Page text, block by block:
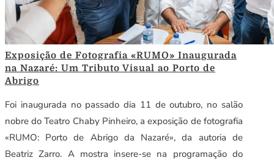
Exposição de Fotografia «RUMO» Inaugurada
na Nazaré: Um Tributo Visual ao Porto de
Abrigo
Foi inaugurada no passado dia 11 de outubro, no salão
nobre do Teatro Chaby Pinheiro, a exposição de fotografia
«RUMO: Porto de Abrigo da Nazaré», da autoria de
Beatriz Zarro. A mostra insere-se na programação do